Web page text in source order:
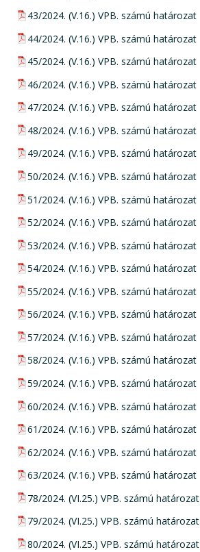
pdf csatolmány:
43/2024. (V.16.) VPB. számú határozat
pdf csatolmány:
44/2024. (V.16.) VPB. számú határozat
pdf csatolmány:
45/2024. (V.16.) VPB. számú határozat
pdf csatolmány:
46/2024. (V.16.) VPB. számú határozat
pdf csatolmány:
47/2024. (V.16.) VPB. számú határozat
pdf csatolmány:
48/2024. (V.16.) VPB. számú határozat
pdf csatolmány:
49/2024. (V.16.) VPB. számú határozat
pdf csatolmány:
50/2024. (V.16.) VPB. számú határozat
pdf csatolmány:
51/2024. (V.16.) VPB. számú határozat
pdf csatolmány:
52/2024. (V.16.) VPB. számú határozat
pdf csatolmány:
53/2024. (V.16.) VPB. számú határozat
pdf csatolmány:
54/2024. (V.16.) VPB. számú határozat
pdf csatolmány:
55/2024. (V.16.) VPB. számú határozat
pdf csatolmány:
56/2024. (V.16.) VPB. számú határozat
pdf csatolmány:
57/2024. (V.16.) VPB. számú határozat
pdf csatolmány:
58/2024. (V.16.) VPB. számú határozat
pdf csatolmány:
59/2024. (V.16.) VPB. számú határozat
pdf csatolmány:
60/2024. (V.16.) VPB. számú határozat
pdf csatolmány:
61/2024. (V.16.) VPB. számú határozat
pdf csatolmány:
62/2024. (V.16.) VPB. számú határozat
pdf csatolmány:
63/2024. (V.16.) VPB. számú határozat
pdf csatolmány:
78/2024. (VI.25.) VPB. számú határozat
pdf csatolmány:
79/2024. (VI.25.) VPB. számú határozat
pdf csatolmány:
80/2024. (VI.25.) VPB. számú határozat